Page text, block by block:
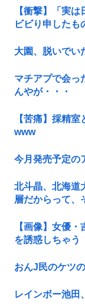
【衝撃】「実
ビビり申した
大園、脱いでい
マチアプで会っ
んやが・・・
【苦痛】採精
www
今月発売予定の
北斗晶、北海道
層だからって、
【画像】女優
を誘惑しちゃう
おんJ民のケツ
レインボー池田